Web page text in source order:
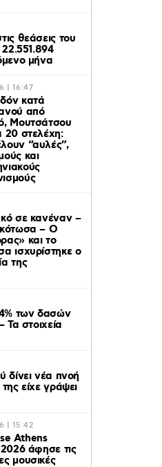
θεάσεις του
22.551.894
μήνα
| 16:47
κατά
από
Μουτσάτσου
20 στελέχη:
“αυλές”,
και
σε κανέναν –
– Ο
και το
ισχυρίστηκε ο
της
των δασών
Τα στοιχεία
δίνει νέα πνοή
είχε γράψει
| 15:42
Athens
άφησε τις
μουσικές